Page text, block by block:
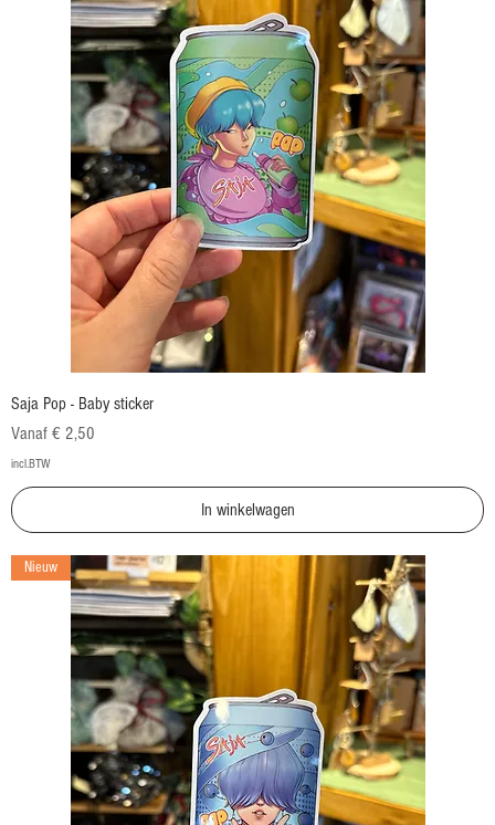
Saja Pop - Baby sticker
Vanaf € 2,50
Verkoopprijs
incl.BTW
In winkelwagen
Nieuw